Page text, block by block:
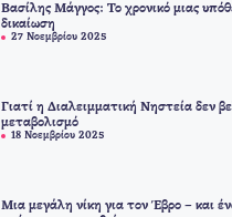
Βασίλης Μάγγος: Το χρονικό μιας
δικαίωση
27 Νοεμβρίου 2025
Γιατί η Διαλειμματική Νηστεία δεν
μεταβολισμό
18 Νοεμβρίου 2025
Μια μεγάλη νίκη για τον Έβρο – και